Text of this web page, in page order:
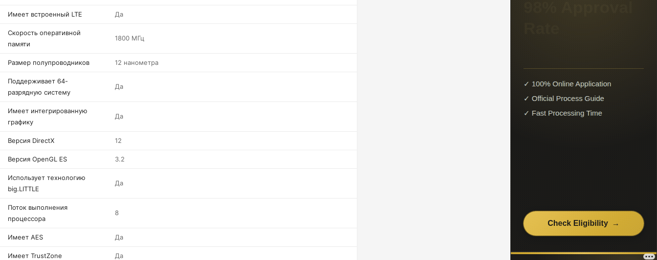
Имеет встроенный LTE Да
Скорость оперативной
памяти
1800 МГц
Размер полупроводников 12 нанометра
Поддерживает 64-
разрядную систему
Да
Имеет интегрированную
графику
Да
Версия DirectX 12
Версия OpenGL ES 3.2
Использует технологию
big.LITTLE
Да
Поток выполнения
процессора
8
Имеет AES Да
Имеет TrustZone Да